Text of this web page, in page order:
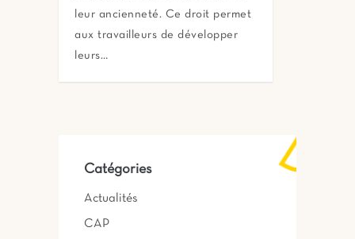
leur ancienneté. Ce droit permet
aux travailleurs de développer
leurs…
Catégories
Actualités
CAP